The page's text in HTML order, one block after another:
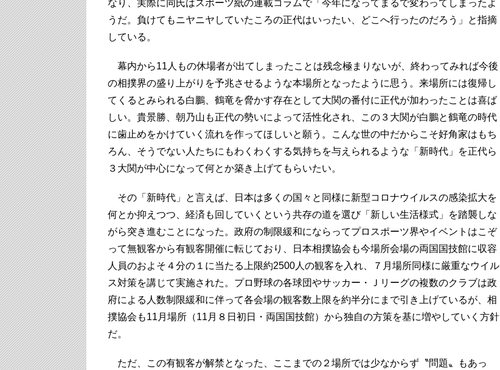
なり、実際に同氏はスポーツ紙の連載コラムで「今年になってまるで変わってしまったよ
うだ。負けてもニヤニヤしていたころの正代はいったい、どこへ行ったのだろう」と指摘
している。
幕内から11人もの休場者が出てしまったことは残念極まりないが、終わってみれば今後
の相撲界の盛り上がりを予兆させるような本場所となったように思う。来場所には復帰し
てくるとみられる白鵬、鶴竜を脅かす存在として大関の番付に正代が加わったことは喜ば
しい。貴景勝、朝乃山も正代の勢いによって活性化され、この３大関が白鵬と鶴竜の時代
に歯止めをかけていく流れを作ってほしいと願う。こんな世の中だからこそ好角家はもち
ろん、そうでない人たちにもわくわくする気持ちを与えられるような「新時代」を正代ら
３大関が中心になって何とか築き上げてもらいたい。
その「新時代」と言えば、日本は多くの国々と同様に新型コロナウイルスの感染拡大を
何とか抑えつつ、経済も回していくという共存の道を選び「新しい生活様式」を踏襲しな
がら突き進むことになった。政府の制限緩和にならってプロスポーツ界やイベントはこぞ
って無観客から有観客開催に転じており、日本相撲協会も今場所会場の両国国技館に収容
人員のおよそ４分の１に当たる上限約2500人の観客を入れ、７月場所同様に厳重なウイル
ス対策を講じて実施された。プロ野球の各球団やサッカー・Ｊリーグの複数のクラブは政
府による人数制限緩和に伴って各会場の観客数上限を約半分にまで引き上げているが、相
撲協会も11月場所（11月８日初日・両国国技館）から独自の方策を基に増やしていく方針
だ。
ただ、この有観客が解禁となった、ここまでの２場所では少なからず〝問題〟もあっ